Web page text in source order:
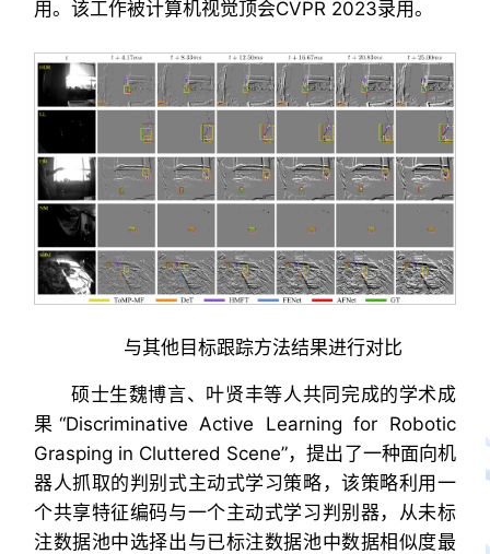
用。该工作被计算机视觉顶会CVPR 2023录用。
与其他目标跟踪方法结果进行对比
硕士生魏博言、叶贤丰等人共同完成的学术成
果“Discriminative Active Learning for Robotic
Grasping in Cluttered Scene”，提出了一种面向机
器人抓取的判别式主动式学习策略，该策略利用一
个共享特征编码与一个主动式学习判别器，从未标
注数据池中选择出与已标注数据池中数据相似度最